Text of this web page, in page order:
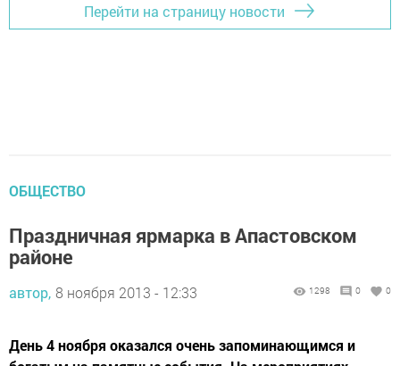
Перейти на страницу новости
ОБЩЕСТВО
Праздничная ярмарка в Апастовском
районе
автор, 8 ноября 2013 - 12:33 1298 0 0
День 4 ноября оказался очень запоминающимся и